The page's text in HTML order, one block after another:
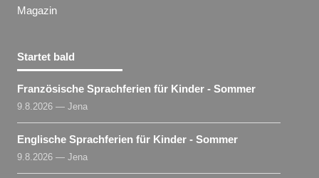
Magazin
Startet bald
Französische Sprachferien für Kinder - Sommer
9.8.2026 — Jena
Englische Sprachferien für Kinder - Sommer
9.8.2026 — Jena